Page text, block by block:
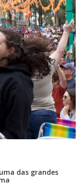
das grandes